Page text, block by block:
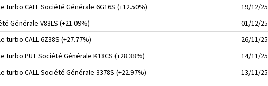
CALL Société Générale 6G16S (+12.50%)
19/12/25
Générale V83LS (+21.09%)
01/12/25
CALL 6Z38S (+27.77%)
26/11/25
PUT Société Générale K18CS (+28.38%)
14/11/25
CALL Société Générale 3378S (+22.97%) 13/11/25